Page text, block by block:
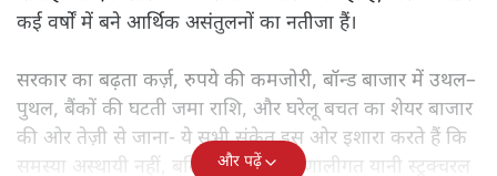
का गहन विश्लेषण पढ़िए।
हर बजट से पहले सरकारविकास, रोजगार, गरीब कल्याण और
निवेश की बड़ी घोषणाओं का वादा करती है। लेकिन इस बार बजट